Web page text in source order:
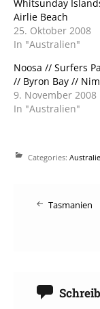
Whitsunday
Airlie Beach
25. Oktober 2008
In "Australien"
Noosa // Surfers
// Byron Bay //
9. November 2008
In "Australien"
Categories:
Post
Tasmanien